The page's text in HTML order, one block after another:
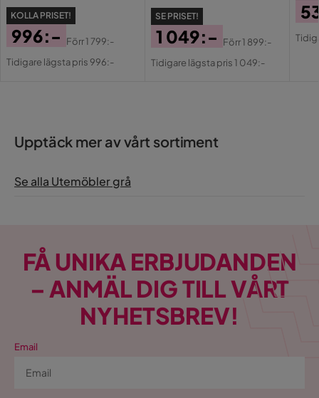
KOLLA PRISET!
Pris
996:-
Original
Förr1 799:-
Tidigare lägsta pris 996:-
SE PRISET!
Pris
1 049:-
Original
Förr1 899:-
Tidigare lägsta pris 1 049:-
Upptäck mer av vårt sortiment
Se alla Utemöbler grå
FÅ UNIKA ERBJUDANDEN
– ANMÄL DIG TILL VÅRT
NYHETSBREV!
Email